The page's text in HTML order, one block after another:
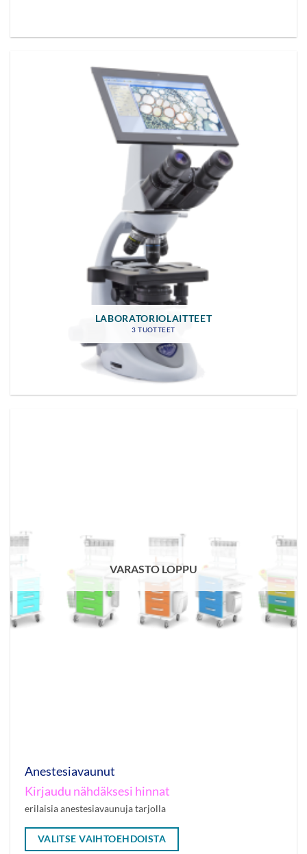
LABORATORIOLAITTEET
3 TUOTTEET
VARASTO LOPPU
Anestesiavaunut
Kirjaudu nähdäksesi hinnat
erilaisia anestesiavaunuja tarjolla
VALITSE VAIHTOEHDOISTA